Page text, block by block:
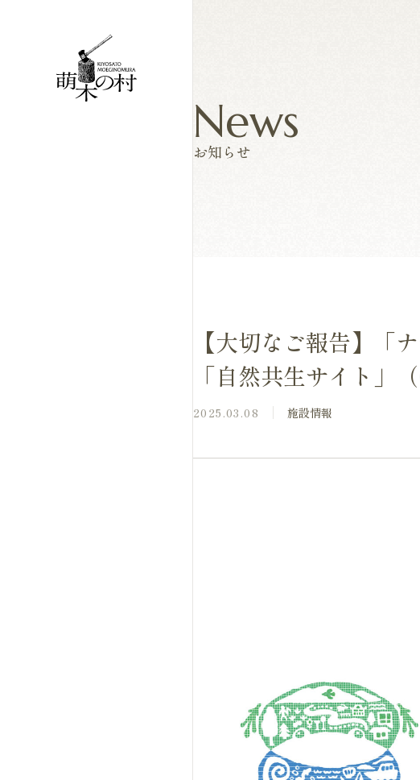
News
お知らせ
【大切なご報告】「
「自然共生サイト」
2025.03.08 施設情報